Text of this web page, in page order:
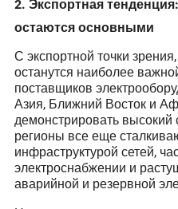
2. Экспортная
остаются основными
С экспортной точки
останутся наиболее
поставщиков
Азия, Ближний Восток и
демонстрировать высокий
регионы все еще
инфраструктурой сетей,
электроснабжении и
аварийной и резервной